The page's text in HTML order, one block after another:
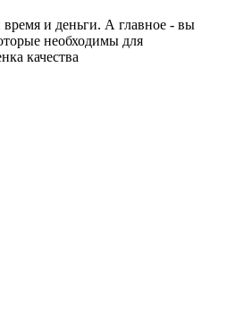
и деньги. А главное - вы
необходимы для
качества